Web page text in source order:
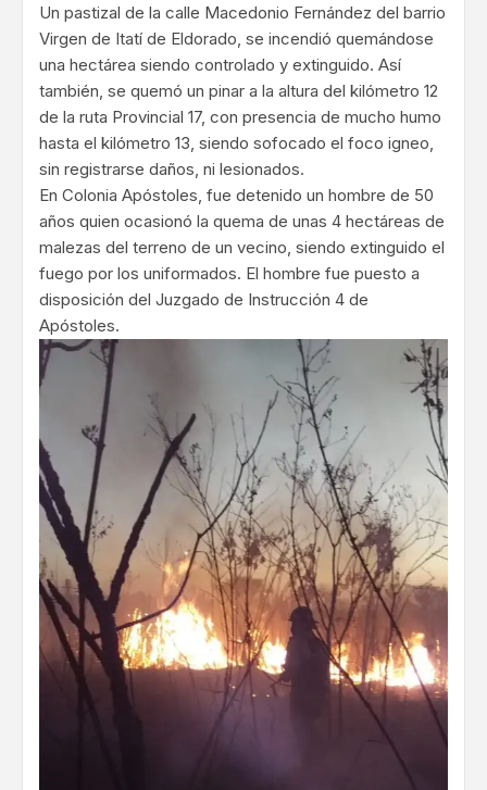
Un pastizal de la calle Macedonio Fernández del barrio
Virgen de Itatí de Eldorado, se incendió quemándose
una hectárea siendo controlado y extinguido. Así
también, se quemó un pinar a la altura del kilómetro 12
de la ruta Provincial 17, con presencia de mucho humo
hasta el kilómetro 13, siendo sofocado el foco igneo,
sin registrarse daños, ni lesionados.
En Colonia Apóstoles, fue detenido un hombre de 50
años quien ocasionó la quema de unas 4 hectáreas de
malezas del terreno de un vecino, siendo extinguido el
fuego por los uniformados. El hombre fue puesto a
disposición del Juzgado de Instrucción 4 de
Apóstoles.